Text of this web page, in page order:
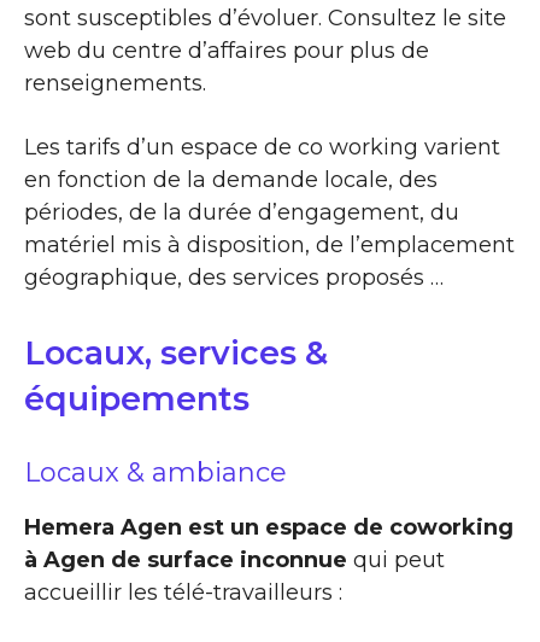
sont susceptibles d’évoluer. Consultez le site
web du centre d’affaires pour plus de
renseignements.
Les tarifs d’un espace de co working varient
en fonction de la demande locale, des
périodes, de la durée d’engagement, du
matériel mis à disposition, de l’emplacement
géographique, des services proposés …
Locaux, services &
équipements
Locaux & ambiance
Hemera Agen est un espace de coworking
à Agen de surface inconnue qui peut
accueillir les télé-travailleurs :